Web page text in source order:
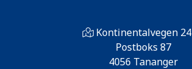
Kontinentalvegen 24
Postboks 87
4056 Tananger